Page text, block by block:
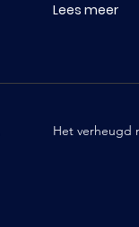
Lees meer
Het verheugd